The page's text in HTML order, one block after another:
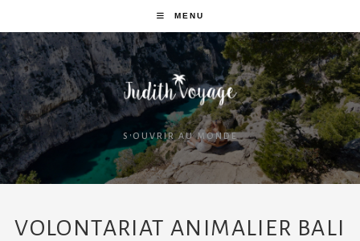
MENU
S'OUVRIR AU MONDE
VOLONTARIAT ANIMALIER BALI